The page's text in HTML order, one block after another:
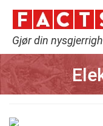
Gjør din